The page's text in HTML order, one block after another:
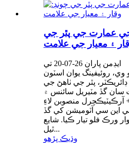
عمارت جي پٿر جي
۽ معيار جي علامت
ايڊمن پاران 26-07-20 تي
وي، روئيفينگ يوان اسٽون
ڊائريڪٽر، پٿر جي ٺاھڻ جي
سان گڏ مٽيريل سائنس ۾
ايڇ ڊي. 180+ آرڪيٽيڪچرل منصوبن لاءِ
اين سي آٽوميشن کي گڏ
ورڪ فلو تيار ڪيا. شايع
ٿيل...
وڌيڪ پڙهو